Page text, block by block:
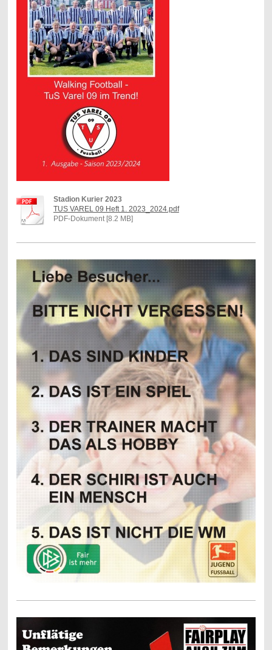
Stadion Kurier 2023
TUS VAREL 09 Heft 1. 2023_2024.pdf
PDF-Dokument [8.2 MB]